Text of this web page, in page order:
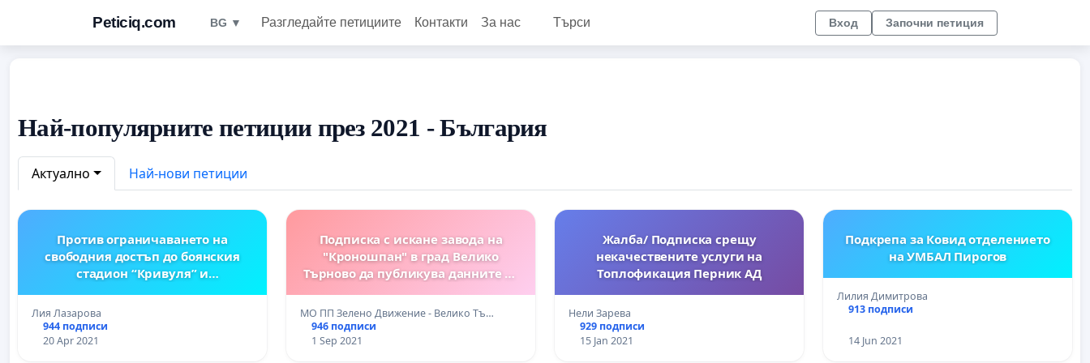
Peticiq.com BG ▼ Разгледайте петициите Контакти За нас Търси Вход Започни петиция
Най-популярните петиции през 2021 - България
Актуално Най-нови петиции
Против ограничаването на
свободния достъп до боянския
стадион “Кривуля” и
Лия Лазарова
944 подписи
20 Apr 2021
Подписка с искане завода на
"Кроношпан" в град Велико
Търново да публикува данните от
МО ПП Зелено Движение - Велико Тъ…
946 подписи
1 Sep 2021
Жалба/ Подписка срещу
некачествените услуги на
Топлофикация Перник АД
Нели Зарева
929 подписи
15 Jan 2021
Подкрепа за Ковид отделението
на УМБАЛ Пирогов
Лилия Димитрова
913 подписи
14 Jun 2021